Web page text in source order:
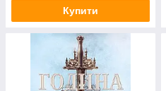
Купити